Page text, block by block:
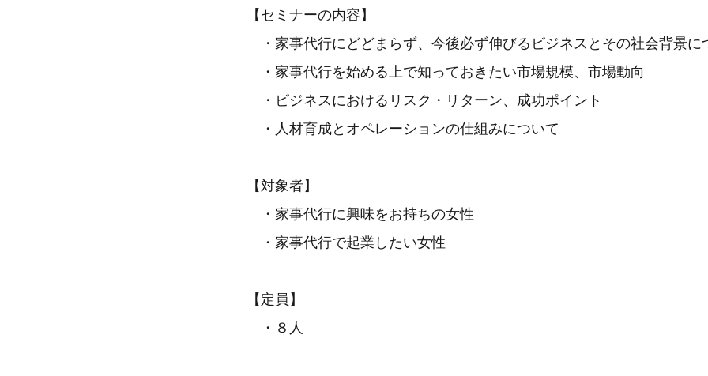
【セミナーの内容】
・家事代行にどどまらず、今後必ず伸びるビジネスとその社会背景に
・家事代行を始める上で知っておきたい市場規模、市場動向
・ビジネスにおけるリスク・リターン、成功ポイント
・人材育成とオペレーションの仕組みについて
【対象者】
・家事代行に興味をお持ちの女性
・家事代行で起業したい女性
【定員】
・８人